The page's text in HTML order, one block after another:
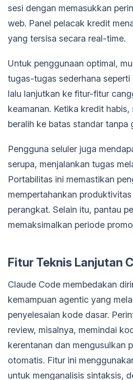
sesi dengan memasukkan
web. Panel pelacak kredit
yang tersisa secara real-time.
Untuk penggunaan optimal,
tugas-tugas sederhana seperti
lalu lanjutkan ke fitur-fitur
keamanan. Ketika kredit habis,
beralih ke batas standar tanpa
Pengguna seluler juga
serupa, menjalankan tugas
Portabilitas ini memastikan
mempertahankan
perangkat. Selain itu, pantau
memaksimalkan periode
Fitur Teknis Lanjutan
Claude Code membedakan
kemampuan agentic yang
penyelesaian kode dasar.
review, misalnya, memindai
kerentanan dan mengusulkan
otomatis. Fitur ini
untuk menganalisis sintaksis,